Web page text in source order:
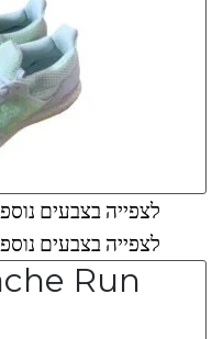
לצפייה בצבעים
לצפייה בצבעים
Run